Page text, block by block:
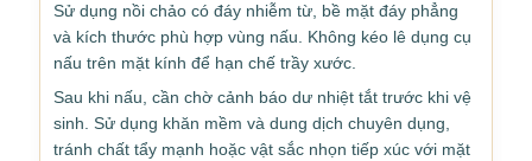
Sử dụng nồi chảo có đáy nhiễm từ, bề mặt đáy phẳng
và kích thước phù hợp vùng nấu. Không kéo lê dụng cụ
nấu trên mặt kính để hạn chế trầy xước.
Sau khi nấu, cần chờ cảnh báo dư nhiệt tắt trước khi vệ
sinh. Sử dụng khăn mềm và dung dịch chuyên dụng,
tránh chất tẩy mạnh hoặc vật sắc nhọn tiếp xúc với mặt